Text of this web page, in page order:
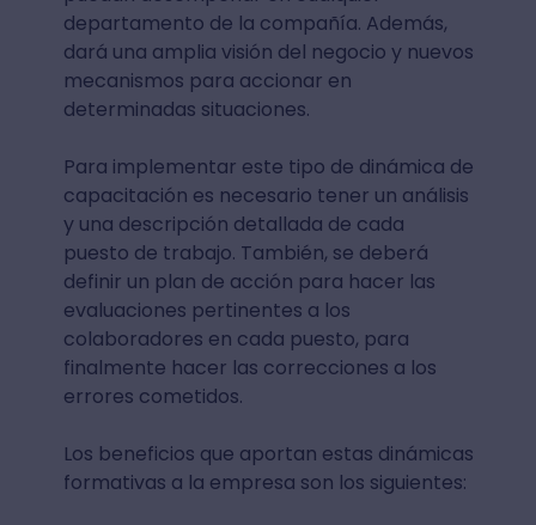
departamento de la compañía. Además,
dará una amplia visión del negocio y nuevos
mecanismos para accionar en
determinadas situaciones.
Para implementar este tipo de dinámica de
capacitación es necesario tener un análisis
y una descripción detallada de cada
puesto de trabajo. También, se deberá
definir un plan de acción para hacer las
evaluaciones pertinentes a los
colaboradores en cada puesto, para
finalmente hacer las correcciones a los
errores cometidos.
Los beneficios que aportan estas dinámicas
formativas a la empresa son los siguientes: